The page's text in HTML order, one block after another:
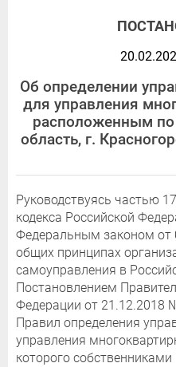
Об определении
для управления
расположенным
область, г.
Руководствуясь частью
кодекса Российской
Федеральным законом
общих принципах
самоуправления в
Постановлением
Федерации от 21.12.2018
Правил определения
управления
которого